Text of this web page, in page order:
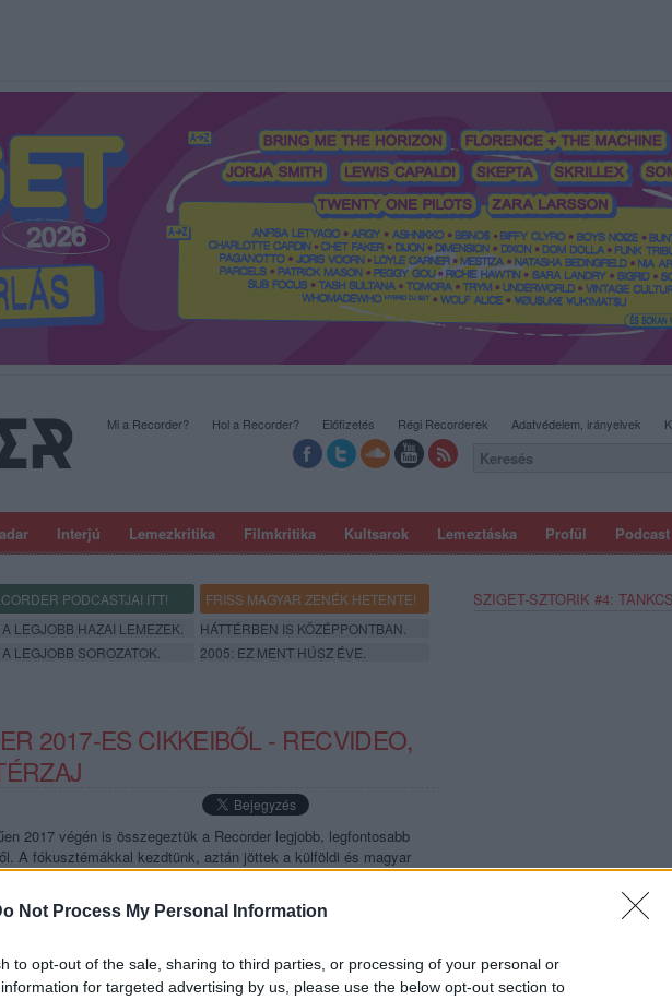
Not Process My Personal Information
to opt-out of the sale, sharing to third parties, or processing of your personal or
for targeted advertising by us, please use the below opt-out section to
Interjú Lemezkritika Filmkritika Kultsarok Lemeztáska Profül Podcast
Mi a Recorder? Hol a Recorder? Előfizetés Régi Recorderek Adatvédelem, irányelvek
PODCASTJAI ITT!
FRISS MAGYAR ZENÉK HETENTE!
LEGJOBB HAZAI LEMEZEK.
HÁTTÉRBEN IS KÖZÉPPONTBAN.
LEGJOBB SOROZATOK. 2005: EZ MENT HÚSZ ÉVE.
2017-ES CIKKEIBŐL - RECVIDEO,
2017 végén is összegeztük a Recorder legjobb, legfontosabb
A fókusztémákkal kezdtünk, aztán jöttek a külföldi és magyar
a hosszú cikkek, a Magyarradarok és a Profülek, a többi kis
TOVÁBB →
SZIGET-SZTORIK #4:
SZEREZZ MAGADNAK